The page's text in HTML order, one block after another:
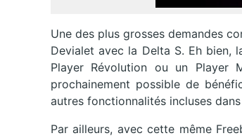
Une des plus grosses demandes
Devialet avec la Delta S. Eh bien,
Player Révolution ou un
prochainement possible de
autres fonctionnalités incluses
Par ailleurs, avec cette même